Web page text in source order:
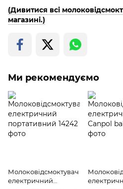
(Дивитися всі
магазині.)
Ми рекомендуємо
Молоковідсмоктувач
електричний